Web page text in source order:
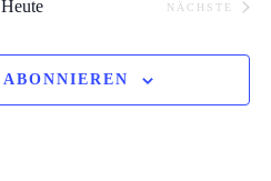
Heute
NÄCHSTE